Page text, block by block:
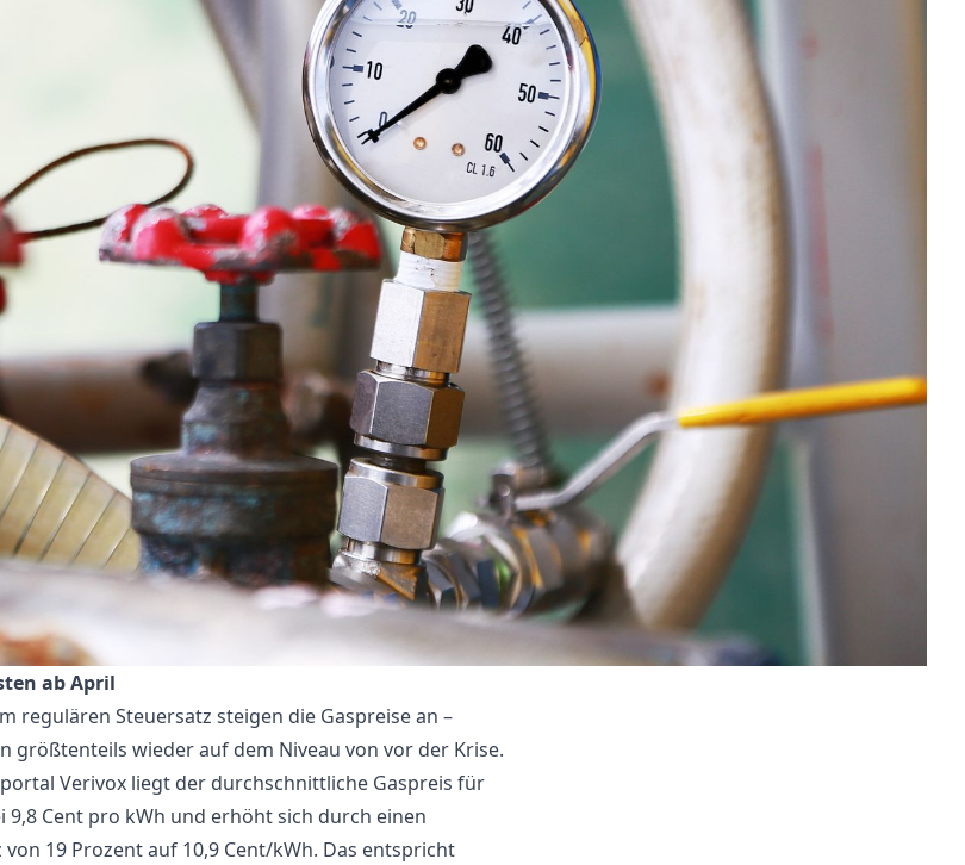
ab April
regulären Steuersatz steigen die Gaspreise an –
größtenteils wieder auf dem Niveau von vor der Krise.
Verivox liegt der durchschnittliche Gaspreis für
9,8 Cent pro kWh und erhöht sich durch einen
19 Prozent auf 10,9 Cent/kWh. Das entspricht